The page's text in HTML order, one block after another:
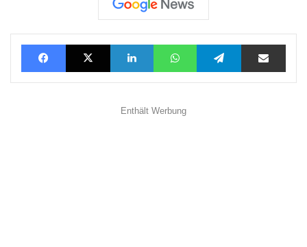
FacebookX LinkedInWhatsAppTelegramTeilen via E-Mail
Enthält Werbung